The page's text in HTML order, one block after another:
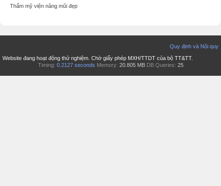
Thẩm mỹ viện nâng mũi đẹp
Quy định và Nội quy
Website đang hoạt động thử nghiệm. Chờ giấy phép MXH/TTDT của bộ TT&TT.
Timing: 0.2127 seconds Memory: 20.805 MB DB Queries: 25